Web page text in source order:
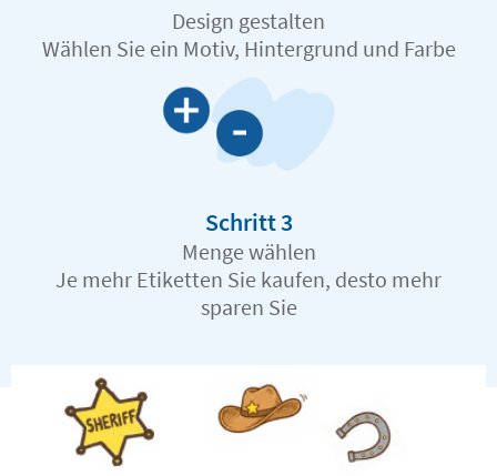
Design gestalten
Wählen Sie ein Motiv, Hintergrund und Farbe
Schritt 3
Menge wählen
Je mehr Etiketten Sie kaufen, desto mehr
sparen Sie